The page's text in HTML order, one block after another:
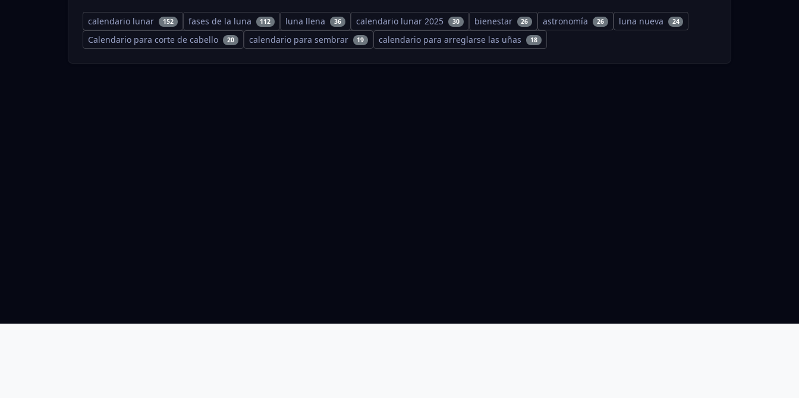
calendario lunar 152 fases de la luna 112 luna llena 36 calendario lunar 2025 30 bienestar 26 astronomía 26 luna nueva 24
Calendario para corte de cabello 20 calendario para sembrar 19 calendario para arreglarse las uñas 18